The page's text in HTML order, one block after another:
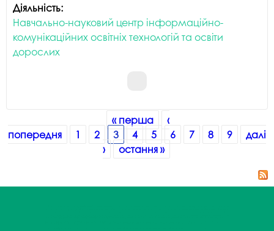
Діяльність:
Навчально-науковий центр інформаційно-
комунікаційних освітніх технологій та освіти
дорослих
« перша
‹
попередня
1 2 3 4 5 6 7 8 9
далі
›
остання »